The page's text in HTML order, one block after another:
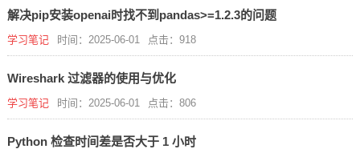
解决pip安装openai时找不到pandas>=1.2.3的问题
学习笔记 时间：2025-06-01 点击：918
Wireshark 过滤器的使用与优化
学习笔记 时间：2025-06-01 点击：806
Python 检查时间差是否大于 1 小时